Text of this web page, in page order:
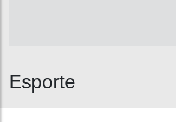
Esporte